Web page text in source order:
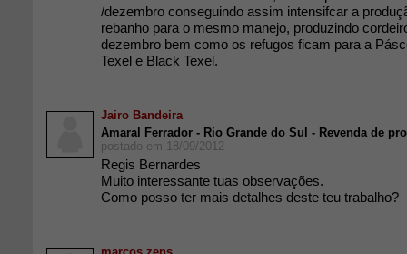
/dezembro conseguindo assim intensifcar a
rebanho para o mesmo manejo, produzindo
dezembro bem como os refugos ficam para a
Texel e Black Texel.
Jairo Bandeira
Amaral Ferrador - Rio Grande do Sul - Revenda de
postado em 18/09/2012
Regis Bernardes
Muito interessante tuas observações.
Como posso ter mais detalhes deste teu trabalho?